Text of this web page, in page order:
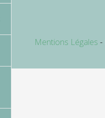
Mentions Légales